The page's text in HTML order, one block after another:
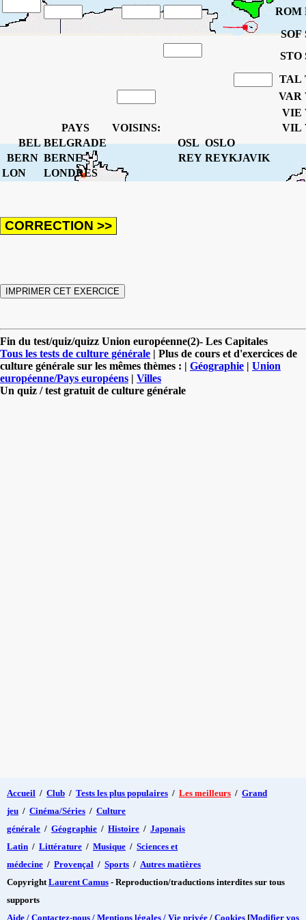
ROM
SOF
STO
TAL
VAR
VIE
PAYS
VOISINS: VIL
BEL BELGRADE OSL OSLO
BERN BERNE REY REYKJAVIK
LON
LONDRES
Fin du test/quiz/quizz Union européenne(2)- Les Capitales
Tous les tests de culture générale | Plus de cours et d'exercices de
culture générale sur les mêmes thèmes : | Géographie | Union
européenne/Pays européens | Villes
Un quiz / test gratuit de culture générale
Accueil / Club / Tests les plus populaires / Les meilleurs / Grand
jeu / Cinéma/Séries / Culture
générale / Géographie / Histoire / Japonais
Latin / Littérature / Musique / Sciences et
médecine / Provençal / Sports / Autres matières
Copyright Laurent Camus - Reproduction/traductions interdites sur tous
supports
Aide / Contactez-nous / Mentions légales / Vie privée / Cookies [Modifier vos